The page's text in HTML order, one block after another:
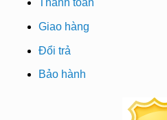
Thanh toán
Giao hàng
Đổi trả
Bảo hành